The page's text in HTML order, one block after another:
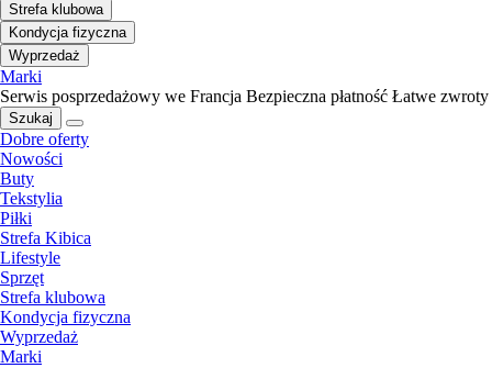
Strefa klubowa
Kondycja fizyczna
Wyprzedaż
Marki
Serwis posprzedażowy we Francja Bezpieczna płatność Łatwe zwroty
Szukaj
Dobre oferty
Nowości
Buty
Tekstylia
Piłki
Strefa Kibica
Lifestyle
Sprzęt
Strefa klubowa
Kondycja fizyczna
Wyprzedaż
Marki